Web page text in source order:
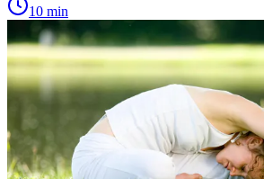
10 min